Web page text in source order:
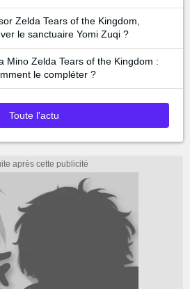
Zelda Tears of the Kingdom,
le sanctuaire Yomi Zuqi ?
Mino Zelda Tears of the Kingdom :
le compléter ?
Toute l'actu